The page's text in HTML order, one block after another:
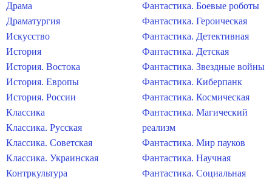
Драма
Драматургия
Искусство
История
История. Востока
История. Европы
История. России
Классика
Классика. Русская
Классика. Советская
Классика. Украинская
Контркультура
Фантастика. Боевые роботы
Фантастика. Героическая
Фантастика. Детективная
Фантастика. Детская
Фантастика. Звездные войны
Фантастика. Киберпанк
Фантастика. Космическая
Фантастика. Магический
реализм
Фантастика. Мир пауков
Фантастика. Научная
Фантастика. Социальная